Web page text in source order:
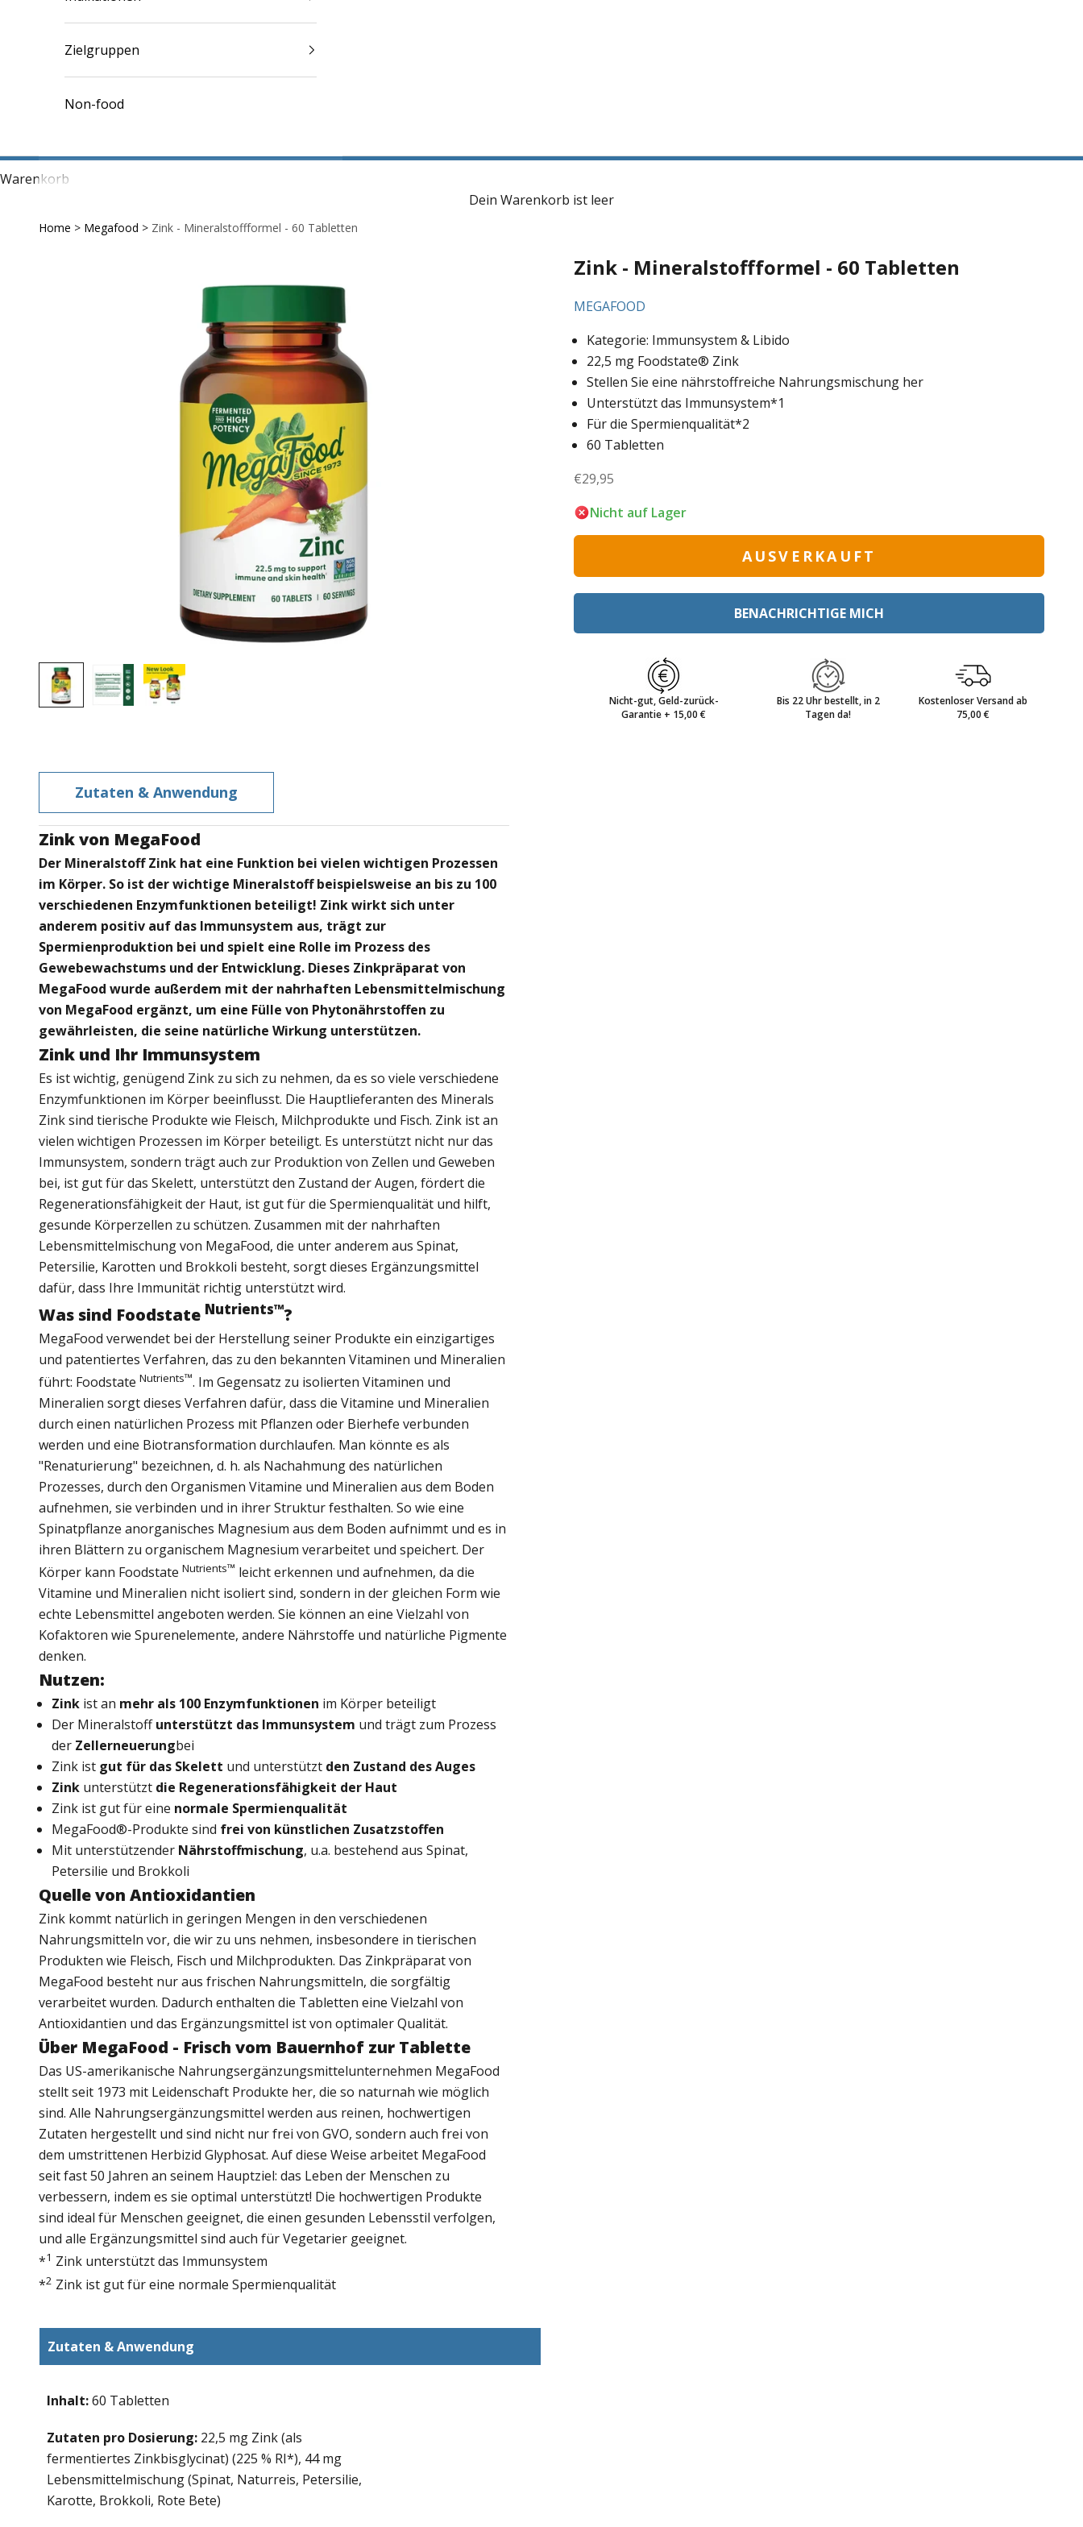
Zielgruppen
Non-food
Warenkorb
Dein Warenkorb ist leer
Home > Megafood > Zink - Mineralstoffformel - 60 Tabletten
Zink - Mineralstoffformel - 60 Tabletten
MEGAFOOD
Kategorie: Immunsystem & Libido
22,5 mg Foodstate® Zink
Stellen Sie eine nährstoffreiche Nahrungsmischung her
Unterstützt das Immunsystem*1
Für die Spermienqualität*2
60 Tabletten
Angebot
€29,95
Nicht auf Lager
AUSVERKAUFT
BENACHRICHTIGE MICH
Nicht-gut, Geld-zurück-
Garantie + 15,00 €
Bis 22 Uhr bestellt, in 2
Tagen da!
Kostenloser Versand ab
75,00 €
Zutaten & Anwendung
Zink von MegaFood
Der Mineralstoff Zink hat eine Funktion bei vielen wichtigen Prozessen
im Körper. So ist der wichtige Mineralstoff beispielsweise an bis zu 100
verschiedenen Enzymfunktionen beteiligt! Zink wirkt sich unter
anderem positiv auf das Immunsystem aus, trägt zur
Spermienproduktion bei und spielt eine Rolle im Prozess des
Gewebewachstums und der Entwicklung. Dieses Zinkpräparat von
MegaFood wurde außerdem mit der nahrhaften Lebensmittelmischung
von MegaFood ergänzt, um eine Fülle von Phytonährstoffen zu
gewährleisten, die seine natürliche Wirkung unterstützen.
Zink und Ihr Immunsystem
Es ist wichtig, genügend Zink zu sich zu nehmen, da es so viele verschiedene
Enzymfunktionen im Körper beeinflusst. Die Hauptlieferanten des Minerals
Zink sind tierische Produkte wie Fleisch, Milchprodukte und Fisch. Zink ist an
vielen wichtigen Prozessen im Körper beteiligt. Es unterstützt nicht nur das
Immunsystem, sondern trägt auch zur Produktion von Zellen und Geweben
bei, ist gut für das Skelett, unterstützt den Zustand der Augen, fördert die
Regenerationsfähigkeit der Haut, ist gut für die Spermienqualität und hilft,
gesunde Körperzellen zu schützen. Zusammen mit der nahrhaften
Lebensmittelmischung von MegaFood, die unter anderem aus Spinat,
Petersilie, Karotten und Brokkoli besteht, sorgt dieses Ergänzungsmittel
dafür, dass Ihre Immunität richtig unterstützt wird.
Was sind Foodstate Nutrients™?
MegaFood verwendet bei der Herstellung seiner Produkte ein einzigartiges
und patentiertes Verfahren, das zu den bekannten Vitaminen und Mineralien
führt: Foodstate Nutrients™. Im Gegensatz zu isolierten Vitaminen und
Mineralien sorgt dieses Verfahren dafür, dass die Vitamine und Mineralien
durch einen natürlichen Prozess mit Pflanzen oder Bierhefe verbunden
werden und eine Biotransformation durchlaufen. Man könnte es als
"Renaturierung" bezeichnen, d. h. als Nachahmung des natürlichen
Prozesses, durch den Organismen Vitamine und Mineralien aus dem Boden
aufnehmen, sie verbinden und in ihrer Struktur festhalten. So wie eine
Spinatpflanze anorganisches Magnesium aus dem Boden aufnimmt und es in
ihren Blättern zu organischem Magnesium verarbeitet und speichert. Der
Körper kann Foodstate Nutrients™ leicht erkennen und aufnehmen, da die
Vitamine und Mineralien nicht isoliert sind, sondern in der gleichen Form wie
echte Lebensmittel angeboten werden. Sie können an eine Vielzahl von
Kofaktoren wie Spurenelemente, andere Nährstoffe und natürliche Pigmente
denken.
Nutzen:
Zink ist an mehr als 100 Enzymfunktionen im Körper beteiligt
Der Mineralstoffunterstützt das Immunsystem und trägt zum Prozess
der Zellerneuerungbei
Zink ist gut für das Skelett und unterstützt den Zustand des Auges
Zink unterstützt die Regenerationsfähigkeit der Haut
Zink ist gut für eine normale Spermienqualität
MegaFood®-Produkte sind frei von künstlichen Zusatzstoffen
Mit unterstützender Nährstoffmischung, u.a. bestehend aus Spinat,
Petersilie und Brokkoli
Quelle von Antioxidantien
Zink kommt natürlich in geringen Mengen in den verschiedenen
Nahrungsmitteln vor, die wir zu uns nehmen, insbesondere in tierischen
Produkten wie Fleisch, Fisch und Milchprodukten. Das Zinkpräparat von
MegaFood besteht nur aus frischen Nahrungsmitteln, die sorgfältig
verarbeitet wurden. Dadurch enthalten die Tabletten eine Vielzahl von
Antioxidantien und das Ergänzungsmittel ist von optimaler Qualität.
Über MegaFood - Frisch vom Bauernhof zur Tablette
Das US-amerikanische Nahrungsergänzungsmittelunternehmen MegaFood
stellt seit 1973 mit Leidenschaft Produkte her, die so naturnah wie möglich
sind. Alle Nahrungsergänzungsmittel werden aus reinen, hochwertigen
Zutaten hergestellt und sind nicht nur frei von GVO, sondern auch frei von
dem umstrittenen Herbizid Glyphosat. Auf diese Weise arbeitet MegaFood
seit fast 50 Jahren an seinem Hauptziel: das Leben der Menschen zu
verbessern, indem es sie optimal unterstützt! Die hochwertigen Produkte
sind ideal für Menschen geeignet, die einen gesunden Lebensstil verfolgen,
und alle Ergänzungsmittel sind auch für Vegetarier geeignet.
*1 Zink unterstützt das Immunsystem
*2 Zink ist gut für eine normale Spermienqualität
Zutaten & Anwendung
Inhalt:60 Tabletten
Zutaten pro Dosierung: 22,5 mg Zink (als
fermentiertes Zinkbisglycinat) (225 % RI*), 44 mg
Lebensmittelmischung (Spinat, Naturreis, Petersilie,
Karotte, Brokkoli, Rote Bete)